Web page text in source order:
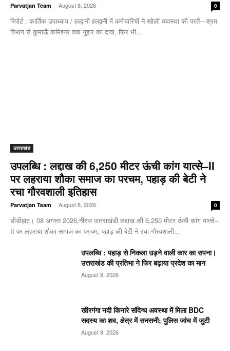
Parvatjan Team - August 8, 2026 0
रिपोर्ट : कार्तिक उपाध्याय / हल्द्वानी हल्द्वानी में कर्मचारियों ने खोली व्यवस्था की परतें—श्रम
विभाग से कुमाऊँ कमिश्नर तक गुहार का दावा, फिर भी...
उत्तराखंड
उपलब्धि : लद्दाख की 6,250 मीटर ऊंची कांग यात्से–II
पर लहराया शौका समाज का परचम, पहाड़ की बेटी ने
रचा गौरवशाली इतिहास
Parvatjan Team - August 8, 2026 0
डीडीहाट। 08 अगस्त 2026,नीरज उत्तराखंडी लद्दाख की 6,250 मीटर ऊंची कांग यात्से–
II पर लहराया शौका समाज का परचम, पहाड़ की बेटी ने रचा गौरवशाली...
उपलब्धि : पहाड़ से निकला उड़ने वाली कार का सपना।
उत्तराखंड की प्रतिभा ने फिर बढ़ाया प्रदेश का मान
August 8, 2026
खीरगंगा नदी किनारे संदिग्ध अवस्था में मिला BDC
सदस्य का शव, क्षेत्र में सनसनी; पुलिस जांच में जुटी
August 8, 2026